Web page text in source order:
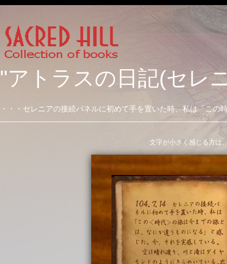
"アトラスの日記(セレ
・・・セレニアの接続パネルに初めて手を置いた時、私は「こ
文字が小さく感じる方は